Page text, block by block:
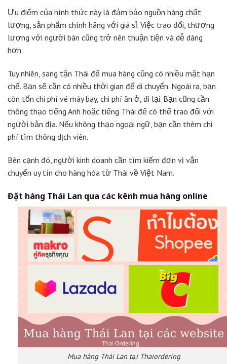
Ưu điểm của hình thức này là đảm bảo nguồn hàng chất
lượng, sản phẩm chính hãng với giá sỉ. Việc trao đổi, thương
lượng với người bán cũng trở nên thuận tiện và dễ dàng
hơn.
Tuy nhiên, sang tận Thái để mua hàng cũng có nhiều mặt hạn
chế. Bạn sẽ cần có nhiều thời gian để di chuyển. Ngoài ra, bạn
còn tốn chi phí vé máy bay, chi phí ăn ở, đi lại. Bạn cũng cần
thông thạo tiếng Anh hoặc tiếng Thái để có thể trao đổi với
người bản địa. Nếu không thạo ngoại ngữ, bạn cần thêm chi
phí tìm thông dịch viên.
Bên cạnh đó, người kinh doanh cần tìm kiếm đơn vị vận
chuyển uy tín cho hàng hóa từ Thái về Việt Nam.
Đặt hàng Thái Lan qua các kênh mua hàng online
Mua hàng Thái Lan tại Thaiordering